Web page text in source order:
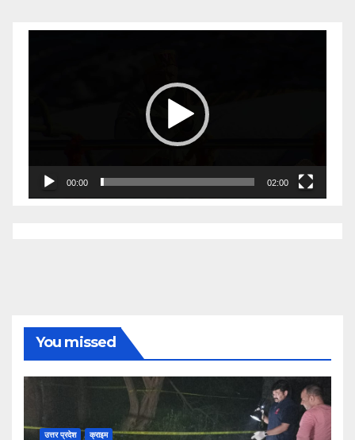
00:00 02:00
You missed
उत्तर प्रदेश क्राइम